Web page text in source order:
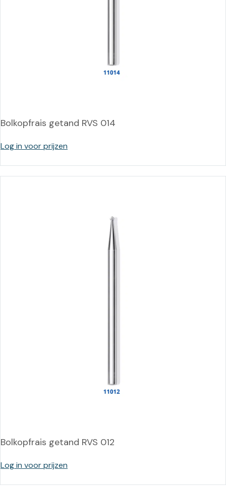
Bolkopfrais getand RVS 014
Log in voor prijzen
Bolkopfrais getand RVS 012
Log in voor prijzen